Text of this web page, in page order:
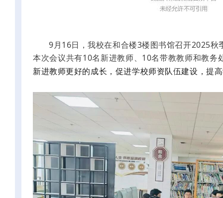
9月16日，我校在和合楼3楼图书馆召开2025秋
本次会议共有10名新进教师、10名带教教师和教务
新进教师更好的成长， 促进学校师资队伍建设 ，提